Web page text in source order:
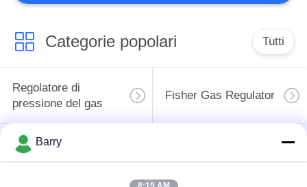
Categorie popolari Tutti
Regolatore di
pressione del gas
Fisher Gas Regulator
Moltiplicatore di
pressione
Barry